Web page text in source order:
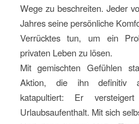
Wege zu beschreiten. Jeder
Jahres seine persönliche
Verrücktes tun, um ein
privaten Leben zu lösen.
Mit gemischten Gefühlen
Aktion, die ihn definitiv
katapultiert: Er
Urlaubsaufenthalt. Mit sich